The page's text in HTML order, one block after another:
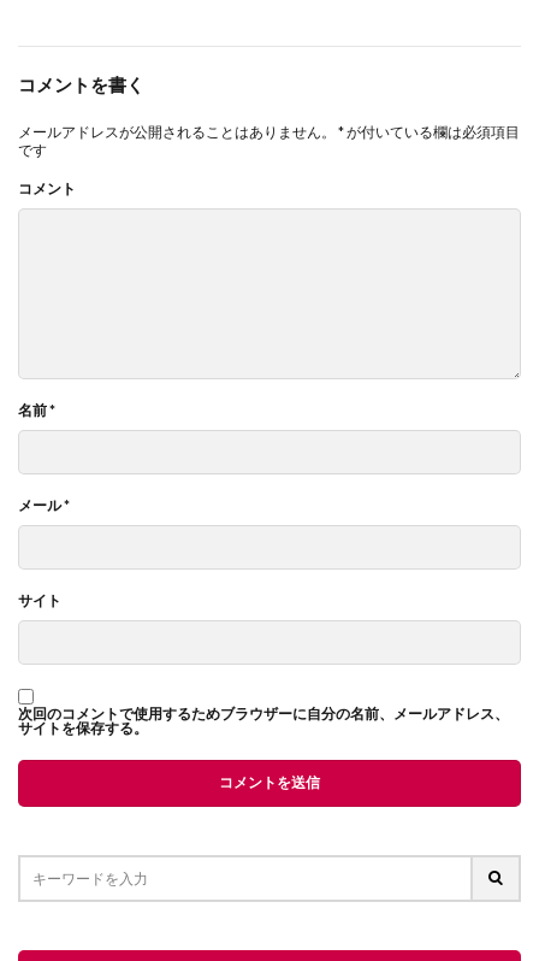
コメントを書く
メールアドレスが公開されることはありません。 *が付いている欄は必須項目
です
コメント
名前*
メール*
サイト
次回のコメントで使用するためブラウザーに自分の名前、メールアドレス、
サイトを保存する。